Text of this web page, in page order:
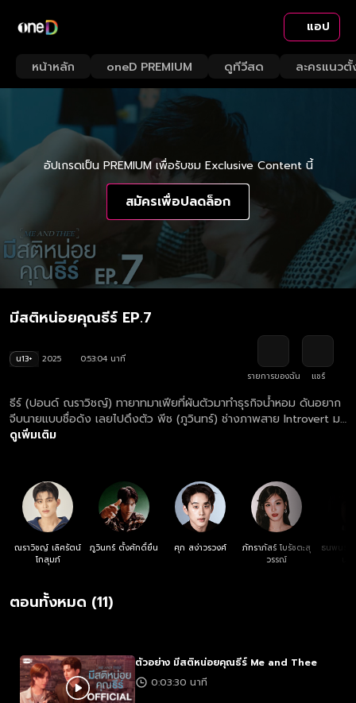
แอป
หน้าหลัก oneD PREMIUM ดูทีวีสด ละครแนวตั้
อัปเกรดเป็น PREMIUM เพื่อรับชม Exclusive Content นี้
สมัครเพื่อปลดล็อก
มีสติหน่อยคุณธีร์ EP.7
น13+ 2025
0:53:04 นาที
รายการของฉัน
แชร์
ธีร์ (ปอนด์ ณราวิชญ์) ทายาทมาเฟียที่ผันตัวมาทำธุรกิจน้ำหอม ดันอยาก
จีบนายแบบชื่อดัง เลยไปดึงตัว พีช (ภูวินทร์) ช่างภาพสาย Introvert มา
เป็นอาจารย์ช่วยสอนวิชาจีบให้ แต่สอนไปสอนมา มาเฟียคลั่งรักดันเปลี่ยน
ดูเพิ่มเติม
ณราวิชญ์ เลิศรัตน์
โกสุมภ์
ภูวินทร์ ตั้งศักดิ์ยืน ศุภ สง่าวรวงศ์
ภัทราภัสร์ โบรัชตะสุ
วรรณ์
ธนพนธ์
ตอนทั้งหมด (11)
ตัวอย่าง มีสติหน่อยคุณธีร์ Me and Thee
0:03:30 นาที